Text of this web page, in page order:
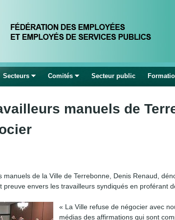
manuels de
de la Ville de Terrebonne, Denis Renaud,
envers les travailleurs syndiqués en proférant
« La Ville refuse de négocier avec
médias des affirmations qui sont
Secteurs Comités Secteur public